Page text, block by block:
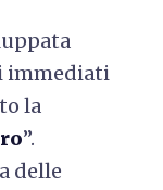
immediati
la
”.
delle